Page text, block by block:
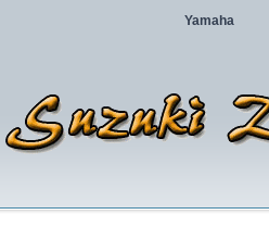
Yamaha